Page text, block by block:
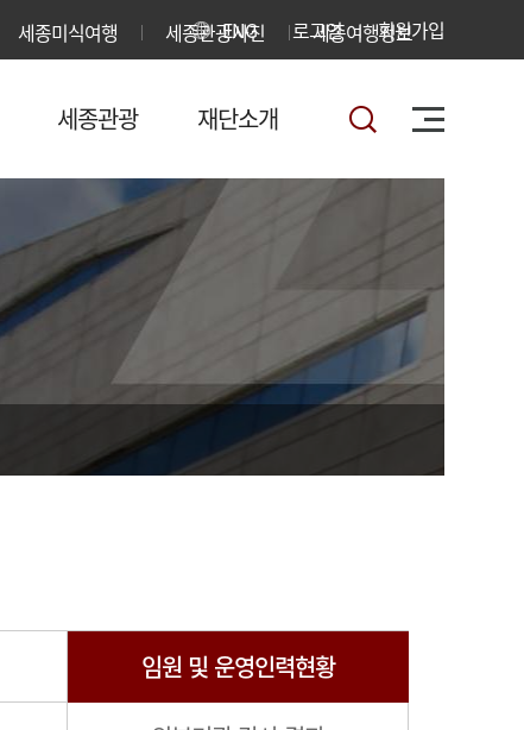
세종미식여행 세종관광사진 세종여행정보
ENG 로그인 회원가입
세종관광 재단소개
임원 및 운영인력현황